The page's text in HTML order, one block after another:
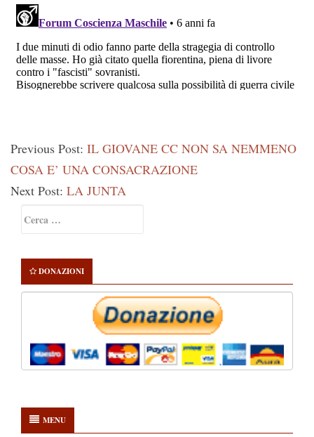
Previous Post: IL GIOVANE CC NON SA NEMMENO
COSA E’ UNA CONSACRAZIONE
Next Post: LA JUNTA
Sidebar
per:
DONAZIONI
MENU